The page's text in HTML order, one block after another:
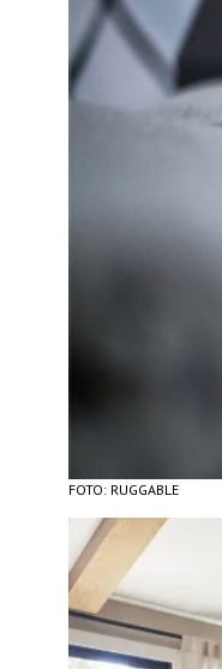
FOTO: RUGGABLE